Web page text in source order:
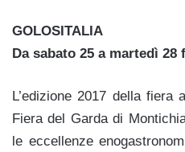
GOLOSITALIA
Da sabato 25 a martedì 28
L’edizione 2017 della
Fiera del Garda di
le eccellenze